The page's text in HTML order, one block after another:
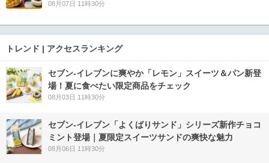
08月07日 11時30分
トレンド | アクセスランキング
セブン‐イレブンに爽やか「レモン」スイーツ＆パン新登
場！夏に食べたい限定商品をチェック
08月03日 11時30分
セブン‐イレブン「よくばりサンド」シリーズ新作チョコ
ミント登場｜夏限定スイーツサンドの爽快な魅力
08月06日 11時30分